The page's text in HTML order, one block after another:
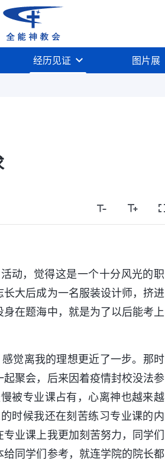
经历见证 图片展
动，觉得这是一个十分风光的职
大后成为一名服装设计师，挤进
在题海中，就是为了以后能考上
觉离我的理想更近了一步。那时
聚会，后来因着疫情封校没法参
被专业课占有，心离神也越来越
时候我还在刻苦练习专业课的内
业课上我更加刻苦努力，同学们
同学们参考，就连学院的院长都